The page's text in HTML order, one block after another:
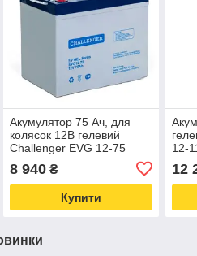
Акумулятор 75 Ач, для
колясок 12В гелевий
Challenger EVG 12-75
8 940₴
Купити
12-
12